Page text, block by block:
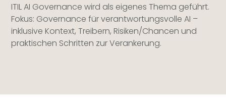
ITIL AI Governance wird als eigenes Thema geführt.
Fokus: Governance für verantwortungsvolle AI –
inklusive Kontext, Treibern, Risiken/Chancen und
praktischen Schritten zur Verankerung.